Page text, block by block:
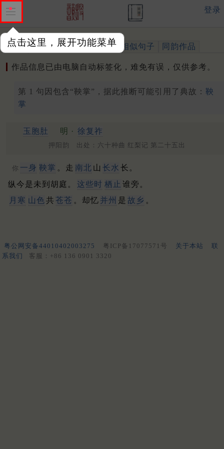
点击这里，展开功能菜单
登录
作品 标注四声 出处、引用 相似句子 同韵作品
作品信息已由电脑自动标签化，难免有误，仅供参考。
第 1 句因包含“鞅掌”，据此推断可能引用了典故： 鞅
掌
玉胞肚 明 · 徐复祚
押阳韵 出处：六十种曲 红梨记 第二十五出
你 一身 鞅掌 。走 南北 山 长水 长。
纵今是未到胡庭。
这些时 栖止 谁旁。
月寒 山色 共 苍苍 。却忆 并州 是 故乡 。
粤公网安备44010402003275 粤ICP备17077571号 关于本站
联
系我们
客服：+86 136 0901 3320